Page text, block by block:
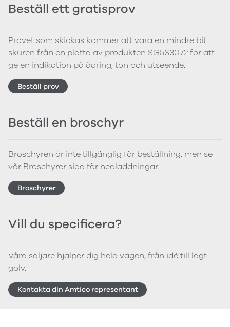
Beställ ett gratisprov
Provet som skickas kommer att vara en mindre bit
skuren från en platta av produkten SG5S3072 för att
ge en indikation på ådring, ton och utseende.
Beställ prov
Beställ en broschyr
Broschyren är inte tillgänglig för beställning, men se
vår Broschyrer sida för nedladdningar.
Broschyrer
Vill du specificera?
Våra säljare hjälper dig hela vägen, från idé till lagt
golv.
Kontakta din Amtico representant